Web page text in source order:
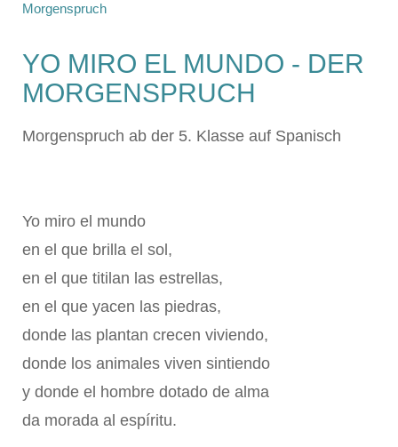
Morgenspruch
YO MIRO EL MUNDO - DER
MORGENSPRUCH
Morgenspruch ab der 5. Klasse auf Spanisch
Yo miro el mundo
en el que brilla el sol,
en el que titilan las estrellas,
en el que yacen las piedras,
donde las plantan crecen viviendo,
donde los animales viven sintiendo
y donde el hombre dotado de alma
da morada al espíritu.